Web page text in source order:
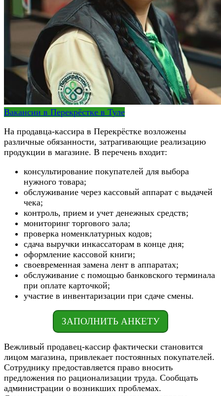
Вакансии в Перекрёстке в Туле
На продавца-кассира в Перекрёстке возложены
различные обязанности, затрагивающие реализацию
продукции в магазине. В перечень входит:
консультирование покупателей для выбора
нужного товара;
обслуживание через кассовый аппарат с выдачей
чека;
контроль, прием и учет денежных средств;
мониторинг торгового зала;
проверка номенклатурных кодов;
сдача выручки инкассаторам в конце дня;
оформление кассовой книги;
своевременная замена лент в аппаратах;
обслуживание с помощью банковского терминала
при оплате карточкой;
участие в инвентаризации при сдаче смены.
ЗАПОЛНИТЬ АНКЕТУ
Вежливый продавец-кассир фактически становится
лицом магазина, привлекает постоянных покупателей.
Сотруднику предоставляется право вносить
предложения по рационализации труда. Сообщать
администрации о возникших проблемах.